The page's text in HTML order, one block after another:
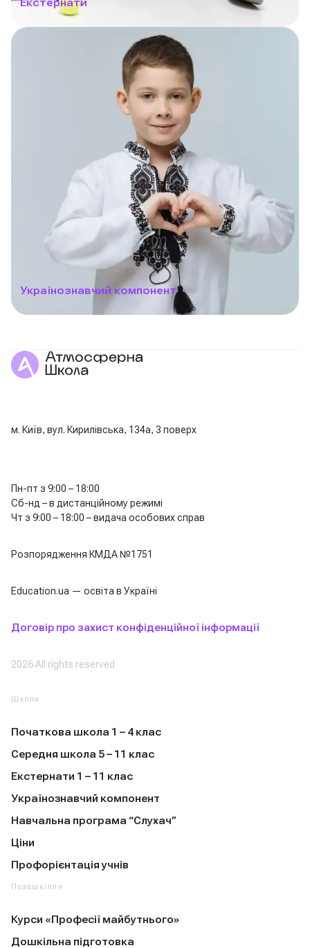
Екстернати
Українознавчий компонент
м. Київ, вул. Кирилівська, 134а, 3 поверх
Пн-пт з 9:00 – 18:00
Сб-нд – в дистанційному режимі
Чт з 9:00 – 18:00 – видача особових справ
Розпорядження КМДА №1751
Education.ua — освіта в Україні
Договір про захист конфіденційної інформації
2026 All rights reserved
Школа
Початкова школа 1 – 4 клас
Середня школа 5 – 11 клас
Екстернати 1 – 11 клас
Українознавчий компонент
Навчальна програма “Слухач”
Ціни
Профорієнтація учнів
Позашкілля
Курси «Професії майбутнього»
Дошкільна підготовка